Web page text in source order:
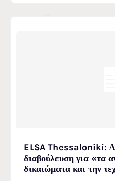
ELSA Thessaloniki:
διαβούλευση για «τα
δικαιώματα και την